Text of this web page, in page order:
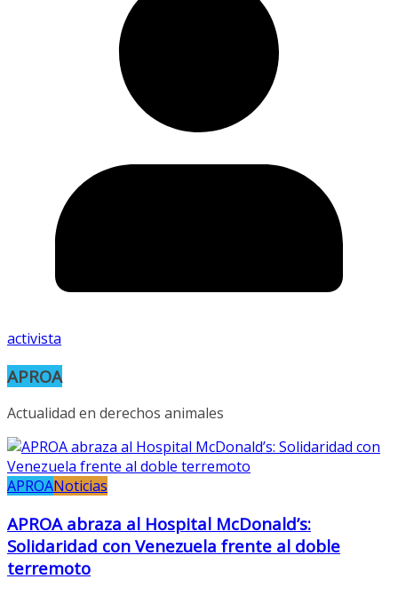
activista
APROA
Actualidad en derechos animales
APROANoticias
APROA abraza al Hospital McDonald’s:
Solidaridad con Venezuela frente al doble
terremoto